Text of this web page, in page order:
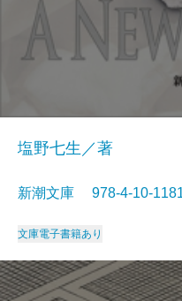
塩野七生／著
新潮文庫 978-4-10-
文庫電子書籍あり